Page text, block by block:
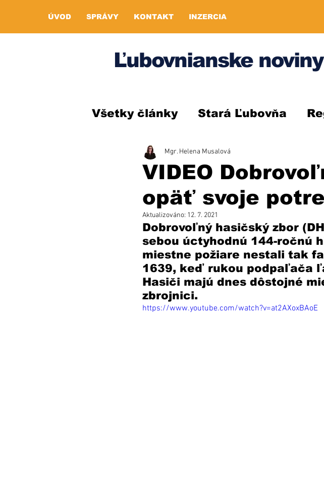
ÚVOD SPRÁVY KONTAKT INZERCIA
Ľubovnianske
Všetky články Stará Ľubovňa
VIDEO
opäť svoje
Mgr. Helena Musalová
Aktualizováno: 12. 7. 2021
Dobrovoľný hasičský zbor
sebou úctyhodnú 144-ročnú
miestne požiare nestali tak
1639, keď rukou podpaľača
Hasiči majú dnes dôstojné
zbrojnici.
https://www.youtube.com/watch?v=at2AXoxBAoE